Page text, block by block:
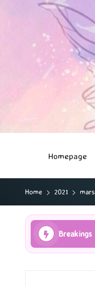
Homepage
Home 2021 mars
Breakings
et des ombres